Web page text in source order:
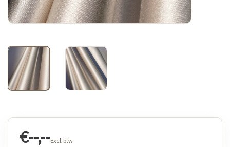
€--,--Excl. btw